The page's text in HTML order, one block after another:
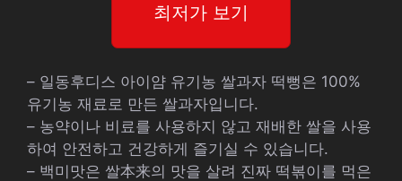
최저가 보기
– 일동후디스 아이얌 유기농 쌀과자 떡뻥은 100%
유기농 재료로 만든 쌀과자입니다.
– 농약이나 비료를 사용하지 않고 재배한 쌀을 사용
하여 안전하고 건강하게 즐기실 수 있습니다.
– 백미맛은 쌀本来의 맛을 살려 진짜 떡볶이를 먹은